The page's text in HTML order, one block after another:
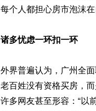
每个人都担心房市泡沫在
诸多忧虑一环扣一环
外界普遍认为，广州全
老百姓没有资格买房，
许多网友甚至形容：“以